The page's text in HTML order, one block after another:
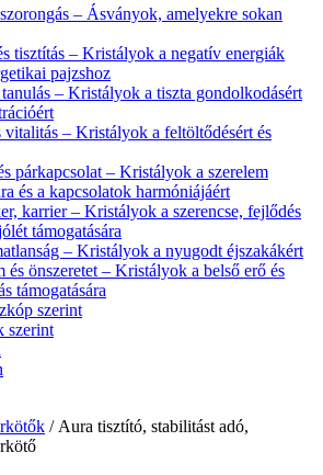
szorongás – Ásványok, amelyekre sokan
tisztítás – Kristályok a negatív energiák
pajzshoz
– Kristályok a tiszta gondolkodásért
vitalitás – Kristályok a feltöltődésért és
párkapcsolat – Kristályok a szerelem
és a kapcsolatok harmóniájáért
karrier – Kristályok a szerencse, fejlődés
támogatására
– Kristályok a nyugodt éjszakákért
és önszeretet – Kristályok a belső erő és
támogatására
szerint
szerint
/ Aura tisztító, stabilitást adó,